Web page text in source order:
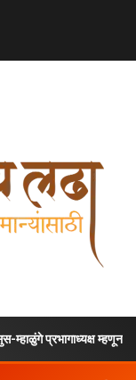
भीमा पाडाळे